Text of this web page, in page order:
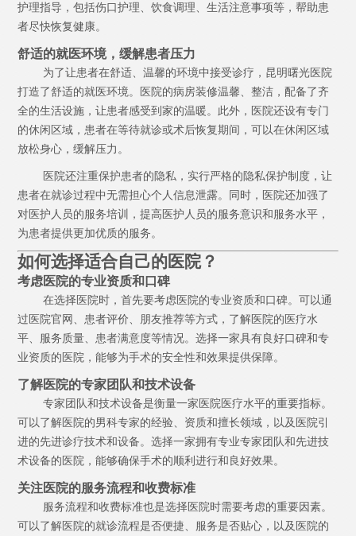
护理指导，包括伤口护理、饮食调理、生活注意事项等，帮助患
者尽快恢复健康。
舒适的就医环境，缓解患者压力
为了让患者在舒适、温馨的环境中接受诊疗，昆明曙光医院
打造了舒适的就医环境。医院的病房装修温馨、整洁，配备了齐
全的生活设施，让患者感受到家的温暖。此外，医院还设有专门
的休闲区域，患者在等待就诊或术后恢复期间，可以在休闲区域
放松身心，缓解压力。
医院还注重保护患者的隐私，实行严格的隐私保护制度，让
患者在就诊过程中无需担心个人信息泄露。同时，医院还加强了
对医护人员的服务培训，提高医护人员的服务意识和服务水平，
为患者提供更加优质的服务。
如何选择适合自己的医院？
考虑医院的专业资质和口碑
在选择医院时，首先要考虑医院的专业资质和口碑。可以通
过医院官网、患者评价、朋友推荐等方式，了解医院的医疗水
平、服务质量、患者满意度等情况。选择一家具有良好口碑和专
业资质的医院，能够为手术的安全性和效果提供保障。
了解医院的专家团队和技术设备
专家团队和技术设备是衡量一家医院医疗水平的重要指标。
可以了解医院的男科专家的经验、资质和擅长领域，以及医院引
进的先进诊疗技术和设备。选择一家拥有专业专家团队和先进技
术设备的医院，能够确保手术的顺利进行和良好效果。
关注医院的服务流程和收费标准
服务流程和收费标准也是选择医院时需要考虑的重要因素。
可以了解医院的就诊流程是否便捷、服务是否贴心，以及医院的